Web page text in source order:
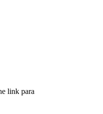
link para